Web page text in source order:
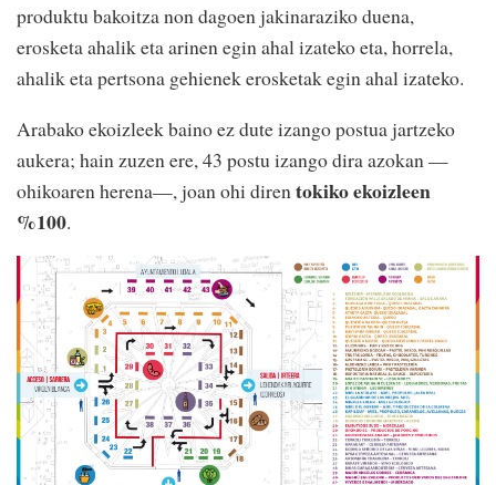
produktu bakoitza non dagoen jakinaraziko duena,
erosketa ahalik eta arinen egin ahal izateko eta, horrela,
ahalik eta pertsona gehienek erosketak egin ahal izateko.
Arabako ekoizleek baino ez dute izango postua jartzeko
aukera; hain zuzen ere, 43 postu izango dira azokan —
ohikoaren herena—, joan ohi diren tokiko ekoizleen
%100.